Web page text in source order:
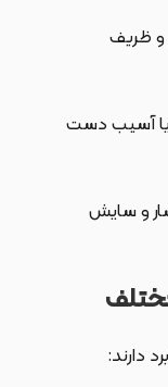
و ظریف
یا آسیب دست
و سایش
مختلف
دارند: